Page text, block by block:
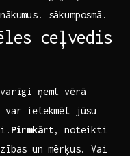
‍sākumposmā.
ceļvedis
ņemt vērā
var ietekmēt jūsu
Pirmkārt, ⁢noteikti
un ⁣mērķus. Vai